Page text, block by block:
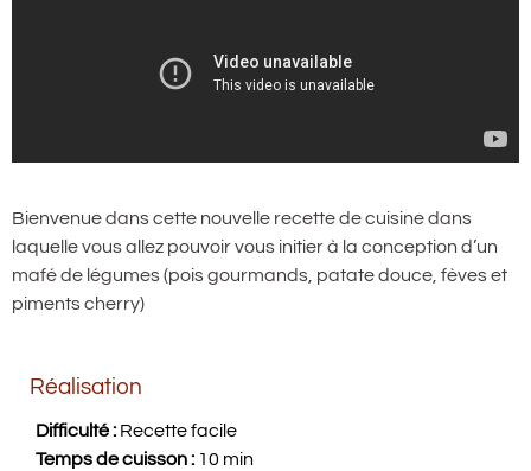
Bienvenue dans cette nouvelle recette de cuisine dans
laquelle vous allez pouvoir vous initier à la conception d’un
mafé de légumes (pois gourmands, patate douce, fèves et
piments cherry)
Réalisation
Difficulté : Recette facile
Temps de cuisson : 10 min